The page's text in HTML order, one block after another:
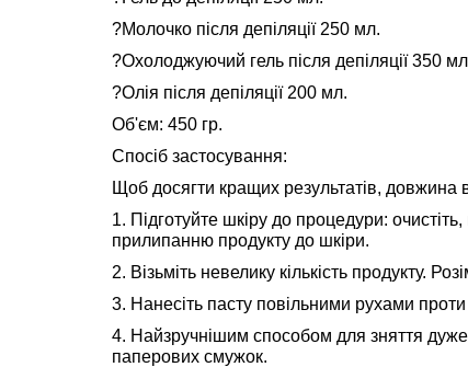
?Молочко після депіляції 250 мл.
?Охолоджуючий гель після депіляції 350
?Олія після депіляції 200 мл.
Об'єм: 450 гр.
Спосіб застосування:
Щоб досягти кращих результатів,
1. Підготуйте шкіру до процедури:
прилипанню продукту до шкіри.
2. Візьміть невелику кількість продукту.
3. Нанесіть пасту повільними рухами
4. Найзручнішим способом для зняття
паперових смужок.